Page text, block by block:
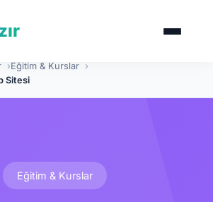
Eğitim & Kurslar
Sitesi
Eğitim & Kurslar